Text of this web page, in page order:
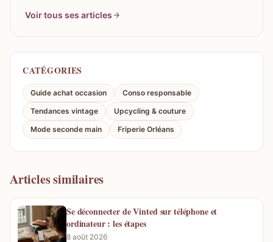
Voir tous ses articles
CATÉGORIES
Guide achat occasion
Conso responsable
Tendances vintage
Upcycling & couture
Mode seconde main
Friperie Orléans
Articles similaires
Se déconnecter de Vinted sur téléphone et
ordinateur : les étapes
8 août 2026